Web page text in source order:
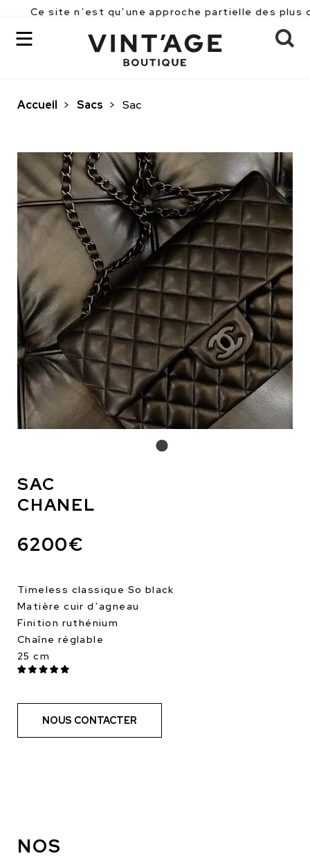
n’est qu’une approche partielle des plus de 2500
Accueil > Sacs > Sac
SAC
CHANEL
6200€
Timeless classique So black
Matière cuir d’agneau
Finition ruthénium
Chaîne réglable
25 cm
NOUS CONTACTER
NOS